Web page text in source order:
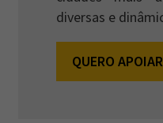
diversas e
QUERO APOIAR